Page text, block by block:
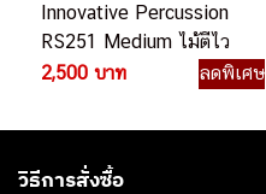
Innovative Percussion
RS251 Medium ไม้ตีไว
บราโฟน
2,500 บาท ลดพิเศษ
วิธีการสั่งซื้อ